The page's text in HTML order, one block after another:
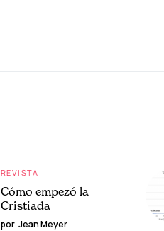
REVISTA
Cómo empezó la
Cristiada
por Jean Meyer